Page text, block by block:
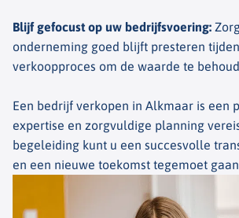
Blijf gefocust op uw bedrijfsvoering:
onderneming goed blijft presteren
verkoopproces om de waarde te
Een bedrijf verkopen in Alkmaar is een
expertise en zorgvuldige planning
begeleiding kunt u een succesvolle
en een nieuwe toekomst tegemoet